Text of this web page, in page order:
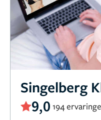
Singelberg
9,0 194